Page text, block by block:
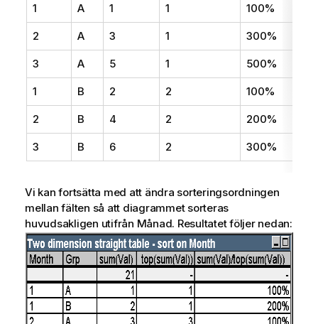
1 A 1 1 100%
2 A 3 1 300%
3 A 5 1 500%
1 B 2 2 100%
2 B 4 2 200%
3 B 6 2 300%
Vi kan fortsätta med att ändra sorteringsordningen
mellan fälten så att diagrammet sorteras
huvudsakligen utifrån Månad. Resultatet följer nedan: